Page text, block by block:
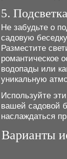
5.
Не забудьте о
садовую
Разместите
романтическое
водопады или
уникальную
Используйте
вашей садовой
наслаждаться
Варианты